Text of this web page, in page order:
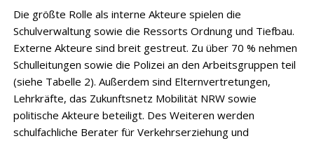
Die größte Rolle als interne Akteure spielen die
Schulverwaltung sowie die Ressorts ­Ordnung und Tiefbau.
Externe Akteure sind breit gestreut. Zu über 70 % nehmen
Schul­leitungen sowie die Polizei an den Arbeitsgruppen teil
(siehe Tabelle 2). Außerdem sind Elternvertretungen,
Lehrkräfte, das Zukunftsnetz Mobilität NRW sowie
politische ­Akteure beteiligt. Des Weiteren werden
schulfachliche Berater für Verkehrserziehung und